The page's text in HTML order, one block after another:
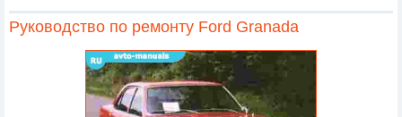
Руководство по ремонту Ford Granada